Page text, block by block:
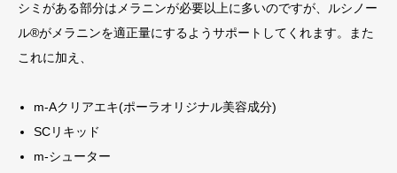
シミがある部分はメラニンが必要以上に多いのですが、ルシノー
ル®がメラニンを適正量にするようサポートしてくれます。
また
これに加え、
m-Aクリアエキ(ポーラオリジナル美容成分)
SCリキッド
m-シューター